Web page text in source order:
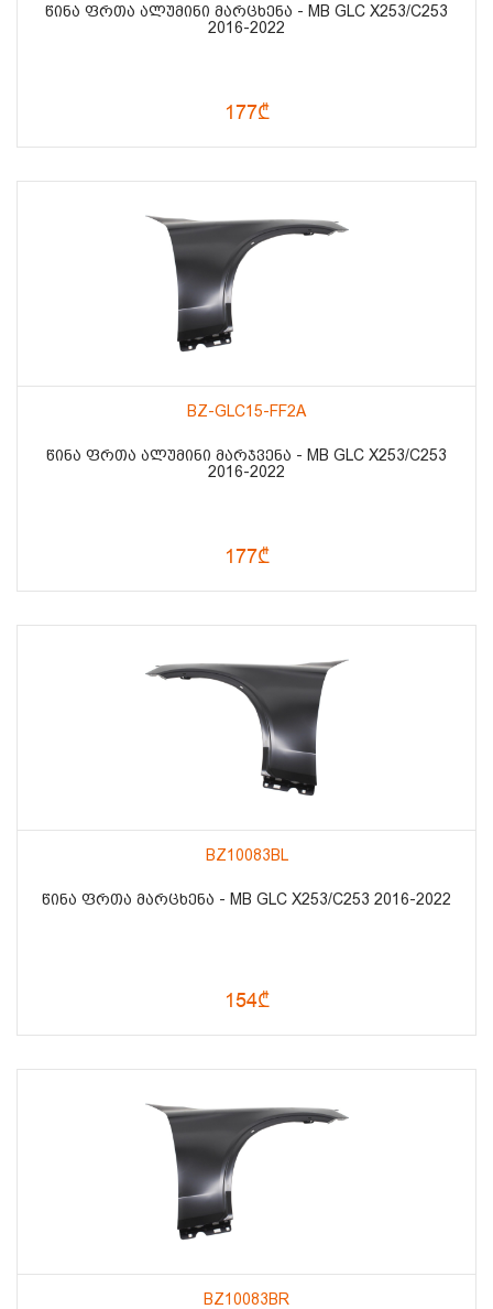
ᲬᲘᲜᲐ ᲤᲠᲗᲐ ᲐᲚᲣᲛᲘᲜᲘ ᲛᲐᲠᲪᲮᲔᲜᲐ - MB GLC X253/C253
2016-2022
177₾
BZ-GLC15-FF2A
ᲬᲘᲜᲐ ᲤᲠᲗᲐ ᲐᲚᲣᲛᲘᲜᲘ ᲛᲐᲠᲯᲕᲔᲜᲐ - MB GLC X253/C253
2016-2022
177₾
BZ10083BL
ᲬᲘᲜᲐ ᲤᲠᲗᲐ ᲛᲐᲠᲪᲮᲔᲜᲐ - MB GLC X253/C253 2016-2022
154₾
BZ10083BR